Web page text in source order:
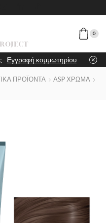
0
Εγγραφή κομμωτηρίου
ΠΡΟΪΟΝΤΑ
ASP ΧΡΩΜΑ